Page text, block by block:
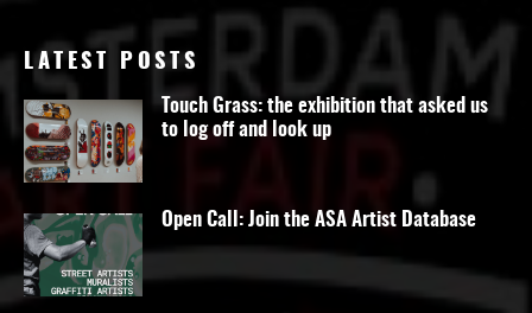
LATEST POSTS
Touch Grass: the exhibition that asked us
to log off and look up
Open Call: Join the ASA Artist Database